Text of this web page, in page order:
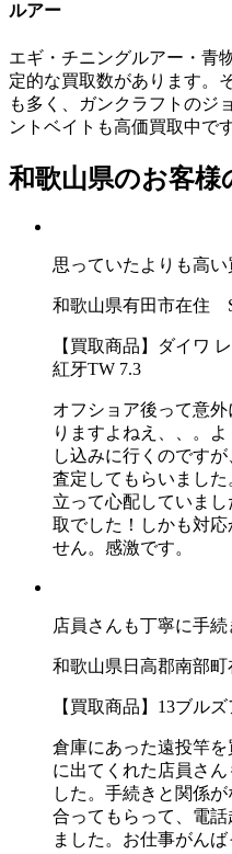
ルアー
エギ・チニングルアー・青
定的な買取数があります。
も多く、ガンクラフトのジ
ントベイトも高価買取中です
和歌山県のお客様
思っていたよりも高い
和歌山県有田市在住
【買取商品】ダイワ
紅牙TW 7.3
オフショア後って意
りますよねえ、、。
し込みに行くのです
査定してもらいまし
立って心配していま
取でした！しかも対
せん。感激です。
店員さんも丁寧に手
和歌山県日高郡南部
【買取商品】13ブル
倉庫にあった遠投竿
に出てくれた店員さ
した。手続きと関係
合ってもらって、電
ました。お仕事がんば